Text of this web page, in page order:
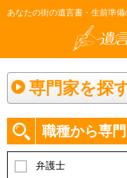
あなたの街の遺言書・生前準
専門家を探
職種から専
弁護士